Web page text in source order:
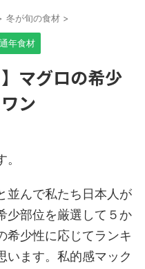
冬が旬の食材 >
通年食材
マグロの希少
ン
並んで私たち日本人が
少部位を厳選して５か
希少性に応じてランキ
います。私的感マック